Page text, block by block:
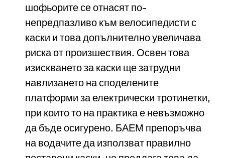
шофьорите се отнасят по-
непредпазливо към велосипедисти с
каски и това допълнително увеличава
риска от произшествия. Освен това
изискването за каски ще затрудни
навлизането на споделените
платформи за електрически тротинетки,
при които то на практика е невъзможно
да бъде осигурено. БАЕМ препоръчва
на водачите да използват правилно